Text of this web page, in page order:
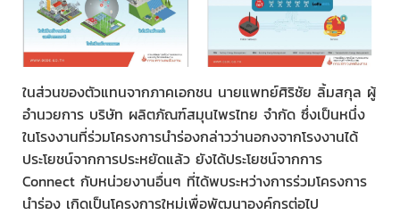
ในส่วนของตัวแทนจากภาคเอกชน นายแพทย์ศิริชัย ลิ้มสกุล ผู้
อำนวยการ บริษัท ผลิตภัณฑ์สมุนไพรไทย จำกัด ซึ่งเป็นหนึ่ง
ในโรงงานที่ร่วมโครงการนำร่องกล่าวว่านอกงจากโรงงานได้
ประโยชน์จากการประหยัดแล้ว ยังได้ประโยชน์จากการ
Connect กับหน่วยงานอื่นๆ ที่ได้พบระหว่างการร่วมโครงการ
นำร่อง เกิดเป็นโครงการใหม่เพื่อพัฒนาองค์กรต่อไป